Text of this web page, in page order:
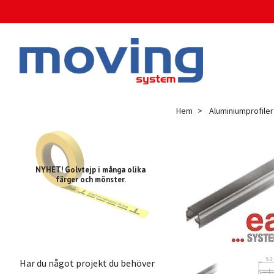
NYHET! Golvtejp i många olika
färger och mönster.
Har du något projekt du behöver
Hem Aluminiumprofiler